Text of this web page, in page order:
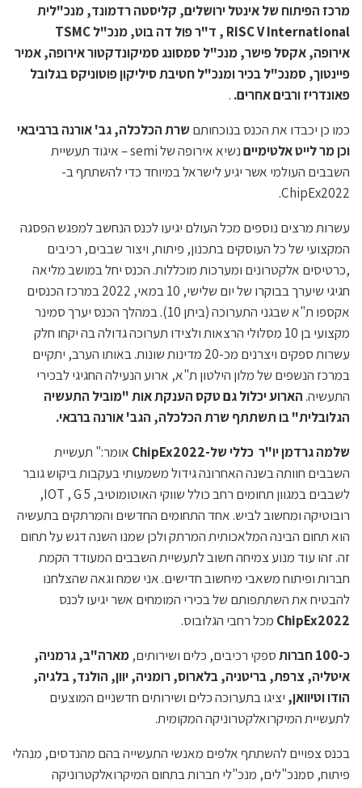
מרכז הפיתוח של אינטל ירושלים, קליסטה רדמונד, מנכ"לית
RISC V International , ד"ר פול דה בוט, מנכ"ל TSMC
אירופה, אקסל פישר, מנכ"ל סמסונג סמיקונדקטור אירופה, אמיר
פיינטוך, סמנכ"ל בכיר ומנכ"ל חטיבת סיליקון פוטוניקס בגלובל
פאונדריז ורבים אחרים. .
כמו כן יכבדו את הכנס בנוכחותם שרת הכלכלה, גב' אורנה ברביבאי
וכן מר לייט אלטימיים
נשיא אירופה של semi – איגוד תעשיית
השבבים העולמי אשר יגיע לישראל במיוחד כדי להשתתף ב-
ChipEx2022.
עשרות מרצים נוספים מכל העולם יגיעו לכנס הנחשב למפגש הפסגה
המקצועי של כל העוסקים בתכנון, פיתוח, ויצור שבבים, רכיבים
,כרטיסים אלקטרונים ומערכות מוכללות. הכנס יחל במושב מליאה
חגיגי שיערך בבוקרו של יום שלישי, 10 במאי, 2022 במרכז הכנסים
אקספו ת"א שבגני התערוכה (ביתן 10). במהלך הכנס יערך סמינר
מקצועי בן 10 מסלולי הרצאות ולצידו תערוכה גדולה בה יקחו חלק
עשרות ספקים ויצרנים מכ-20 מדינות שונות. באותו הערב, יתקיים
במרכז הנשפים של מלון הילטון ת"א, ארוע הנעילה החגיגי לבכירי
התעשיה.הארוע יכלול גם טקס הענקת אות "מוביל התעשיה
הגלובלית" בו תשתתף שרת הכלכלה, הגב' אורנה ברבאי.
שלמה גרדמן יו"ר כללי של-ChipEx2022 אומר:" תעשיית
השבבים חוותה בשנה האחרונה גידול משמעותי בעקבות ביקוש גובר
לשבבים במגוון תחומים רחב כולל שווקי האוטומוטיב, IOT , G 5,
רובוטיקה ומחשוב לביש. אחד התחומים החדשים והמרתקים בתעשיה
הוא תחום הבינה המלאכותית המרתק ולכן שמנו השנה דגש על תחום
זה. זהו עוד מנוע צמיחה חשוב לתעשיית השבבים המעודד הקמת
חברות ופיתוח משאבי מיחשוב חדישים. אני שמח וגאה שהצלחנו
להבטיח את השתתפותם של בכירי המומחים אשר יגיעו לכנס
ChipEx2022 מכל רחבי הגלובוס.
כ-100 חברות
ספקי רכיבים, כלים ושירותים, מארה"ב, גרמניה,
איטליה, צרפת, בריטניה, בלארוס, רומניה, יוון, הולנד, בלגיה,
הודו וטיוואן, יציגו בתערוכה כלים ושירותים חדשניים המוצעים
לתעשיית המיקרואלקטרוניקה המקומית.
בכנס צפויים להשתתף אלפים מאנשי התעשייה בהם מהנדסים, מנהלי
פיתוח, סמנכ"לים, מנכ"לי חברות בתחום המיקרואלקטרוניקה